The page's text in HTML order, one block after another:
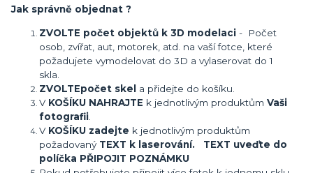
Jak správně objednat ?
ZVOLTE počet objektů k 3D modelaci - Počet
osob, zvířat, aut, motorek, atd. na vaší fotce, které
požadujete vymodelovat do 3D a vylaserovat do 1
skla.
ZVOLTEpočet skel
a přidejte do košíku.
V KOŠÍKU NAHRAJTE k jednotlivým produktům Vaši
fotografii
V KOŠÍKU zadejte k jednotlivým produktům
požadovaný TEXT k laserování. TEXT uveďte do
políčka PŘIPOJIT POZNÁMKU